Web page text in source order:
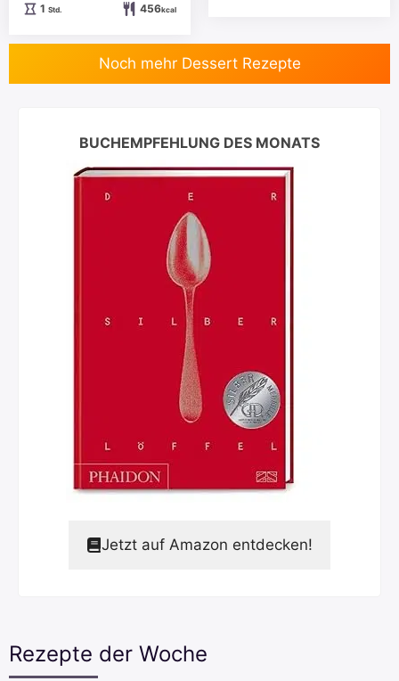
1Stunde
Std. 456kcal
Noch mehr Dessert Rezepte
BUCHEMPFEHLUNG DES MONATS
Jetzt auf Amazon entdecken!
Rezepte der Woche